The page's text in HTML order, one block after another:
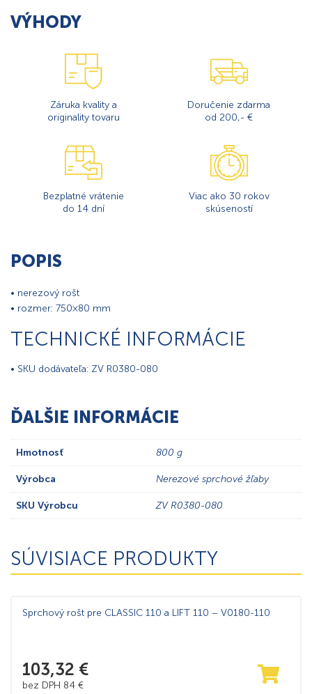
VÝHODY
Záruka kvality a
originality tovaru
Doručenie zdarma
od 200,- €
Bezplatné vrátenie
do 14 dní
Viac ako 30 rokov
skúseností
POPIS
• nerezový rošt
• rozmer: 750×80 mm
TECHNICKÉ INFORMÁCIE
• SKU dodávateľa: ZV R0380-080
ĎALŠIE INFORMÁCIE
Hmotnosť 800 g
Výrobca Nerezové sprchové žľaby
SKU Výrobcu ZV R0380-080
SÚVISIACE PRODUKTY
Sprchový rošt pre CLASSIC 110 a LIFT 110 – V0180-110
103,32 €
bez DPH 84 €